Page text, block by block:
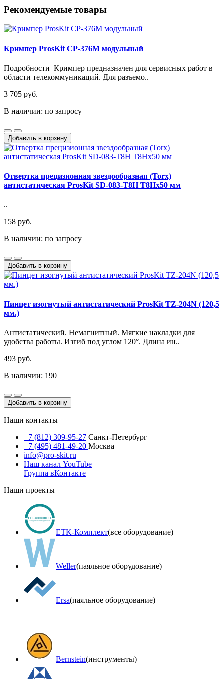
Рекомендуемые товары
Кримпер ProsKit CP-376M модульный
Подробности Кримпер предназначен для сервисных работ в
области телекоммуникаций. Для разъемо..
3 705 руб.
В наличии: по запросу
Добавить в корзину
Отвертка прецизионная звездообразная (Torx)
антистатическая ProsKit SD-083-T8H T8Hx50 мм
..
158 руб.
В наличии: по запросу
Добавить в корзину
Пинцет изогнутый антистатический ProsKit TZ-204N (120,5
мм.)
Антистатический. Немагнитный. Мягкие накладки для
удобства работы. Изгиб под углом 120°. Длина ин..
493 руб.
В наличии: 190
Добавить в корзину
Наши контакты
+7 (812) 309-95-27 Санкт-Петербург
+7 (495) 481-49-20 Москва
info@pro-skit.ru
Наш канал YouTube
Группа вКонтакте
Наши проекты
ETK-Комплект(все оборудование)
Weller(паяльное оборудование)
Ersa(паяльное оборудование)
Bernstein(инструменты)